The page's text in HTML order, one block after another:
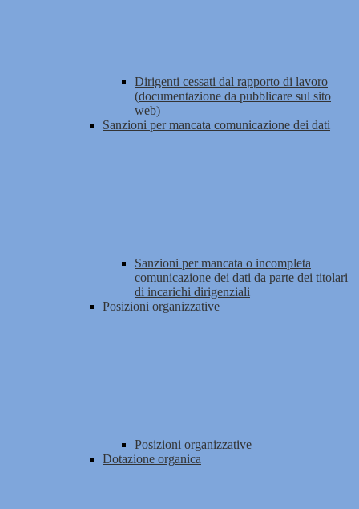
Dirigenti cessati dal rapporto di lavoro
(documentazione da pubblicare sul sito
web)
Sanzioni per mancata comunicazione dei dati
Sanzioni per mancata o incompleta
comunicazione dei dati da parte dei titolari
di incarichi dirigenziali
Posizioni organizzative
Posizioni organizzative
Dotazione organica